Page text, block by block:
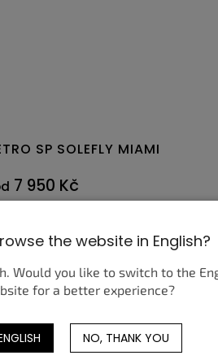
SP SOLEFLY MIAMI
7 950 Kč
the website in English?
Would you like to switch to the
for a better experience?
NO, THANK YOU